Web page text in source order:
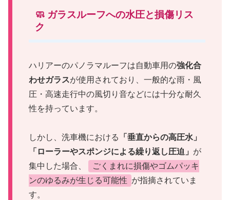
🧼 ガラスルーフへの水圧と損傷リス
ク
ハリアーのパノラマルーフは自動車用の強化合
わせガラスが使用されており、一般的な雨・風
圧・高速走行中の風切り音などには十分な耐久
性を持っています。
しかし、洗車機における
「垂直からの高圧水」
「ローラーやスポンジによる繰り返し圧迫」 が
集中した場合、
ごくまれに損傷やゴムパッキ
ンのゆるみが生じる可能性 が指摘されていま
す。